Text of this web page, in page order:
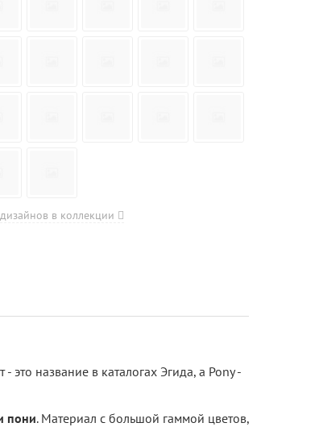
в коллекции
это название в каталогах Эгида, а Pony -
пони. Материал с большой гаммой цветов,